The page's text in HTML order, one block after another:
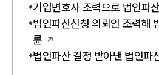
기업변호사 조력으로 법인파
법인파산신청 의뢰인 조력해
륜
법인파산 결정 받아낸 법인파